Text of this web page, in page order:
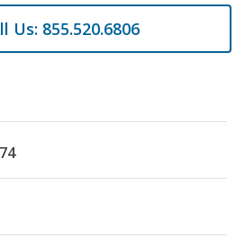
Us: 855.520.6806